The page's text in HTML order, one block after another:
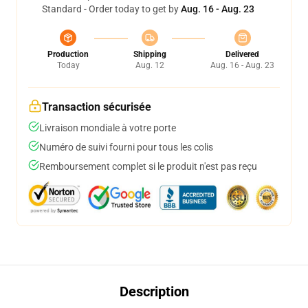
Standard - Order today to get byAug. 16 - Aug. 23
Production
Today
Shipping
Aug. 12
Delivered
Aug. 16 - Aug. 23
Transaction sécurisée
Livraison mondiale à votre porte
Numéro de suivi fourni pour tous les colis
Remboursement complet si le produit n'est pas reçu
Description